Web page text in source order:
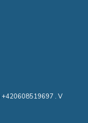
+420608519697 . V